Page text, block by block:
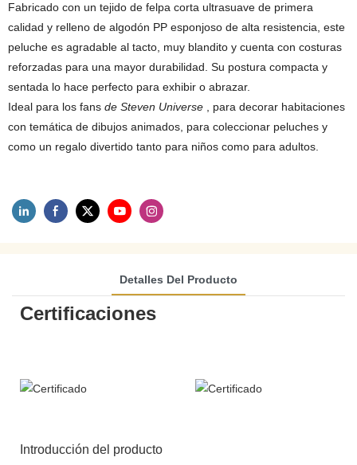
Fabricado con un tejido de felpa corta ultrasuave de primera
calidad y relleno de algodón PP esponjoso de alta resistencia, este
peluche es agradable al tacto, muy blandito y cuenta con costuras
reforzadas para una mayor durabilidad. Su postura compacta y
sentada lo hace perfecto para exhibir o abrazar.
Ideal para los fans de Steven Universe , para decorar habitaciones
con temática de dibujos animados, para coleccionar peluches y
como un regalo divertido tanto para niños como para adultos.
Detalles Del Producto
Certificaciones
Introducción del producto